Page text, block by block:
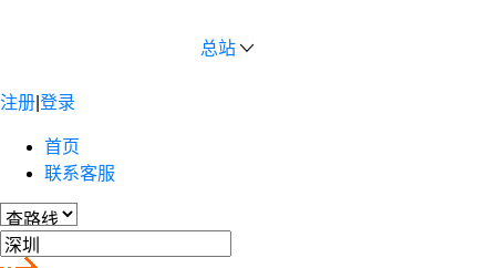
总站
注册 登录
首页
联系客服